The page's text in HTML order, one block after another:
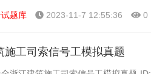
可以在这里了解一下司索信号工的题
题库 2023-11-7 12:55:36 0
施工司索信号工模拟真题